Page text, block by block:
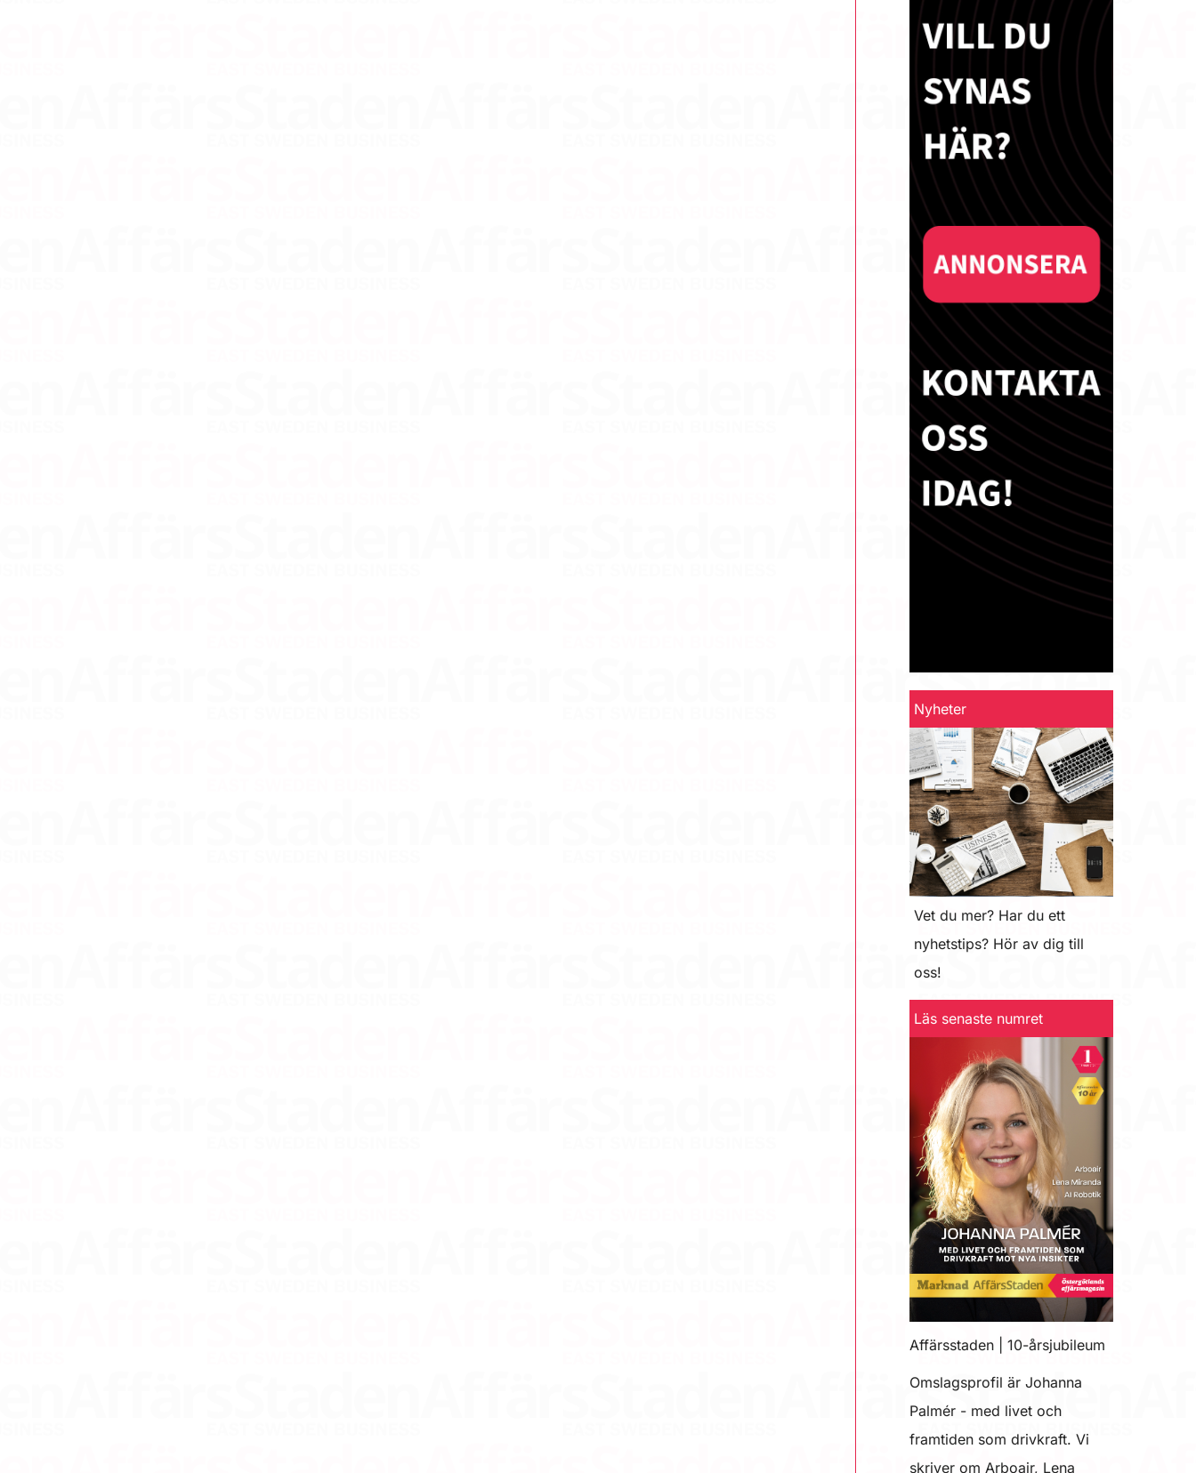
Nyheter
Vet du mer? Har du ett
nyhetstips? Hör av dig till
oss!
Läs senaste numret
Affärsstaden | 10-årsjubileum
Omslagsprofil är Johanna
Palmér - med livet och
framtiden som drivkraft. Vi
skriver om Arboair, Lena